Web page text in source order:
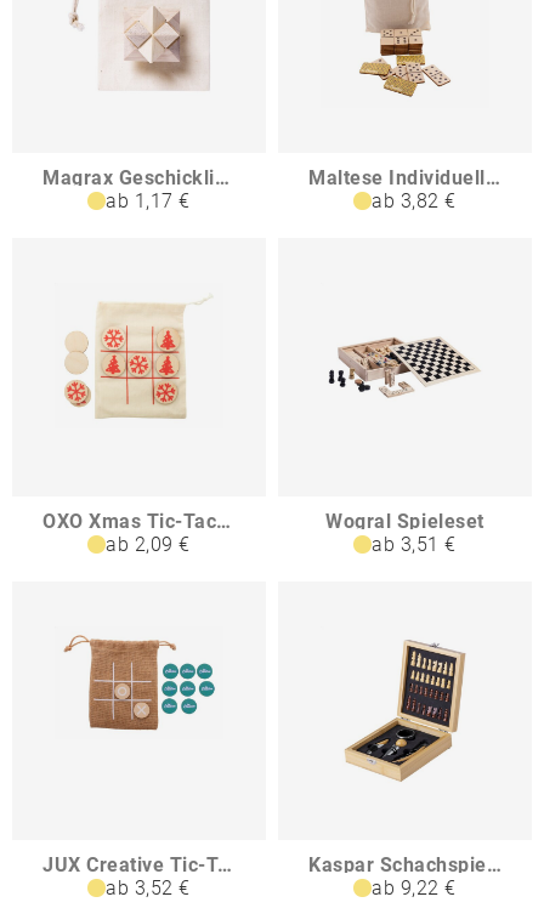
Magrax Geschicklichkeitsspiel
ab 1,17 €
Maltese Individuelles Domino-Spiel
ab 3,82 €
OXO Xmas Tic-Tac-Toe-Spiel
ab 2,09 €
Wogral Spieleset
ab 3,51 €
JUX Creative Tic-Tac-Toe-Spiel
ab 3,52 €
Kaspar SchachspielWeinset
ab 9,22 €